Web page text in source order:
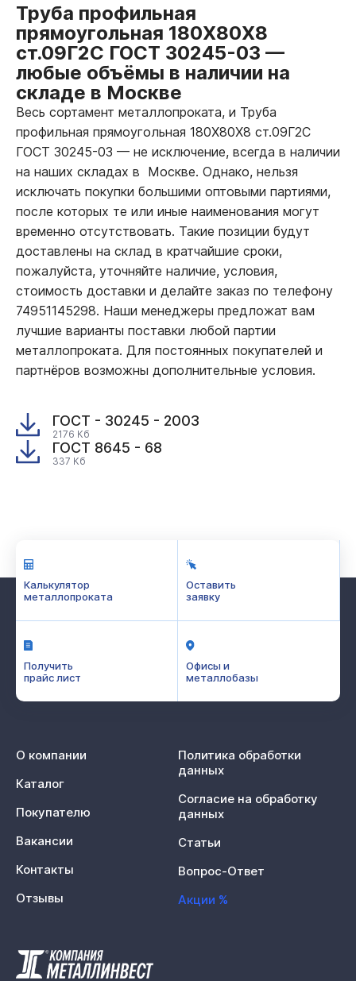
Труба профильная
прямоугольная 180Х80Х8
ст.09Г2С ГОСТ 30245-03 —
любые объёмы в наличии на
складе в Москве
Весь сортамент металлопроката, и Труба
профильная прямоугольная 180Х80Х8 ст.09Г2С
ГОСТ 30245-03 — не исключение, всегда в наличии
на наших складах в Москве. Однако, нельзя
исключать покупки большими оптовыми партиями,
после которых те или иные наименования могут
временно отсутствовать. Такие позиции будут
доставлены на склад в кратчайшие сроки,
пожалуйста, уточняйте наличие, условия,
стоимость доставки и делайте заказ по телефону
74951145298. Наши менеджеры предложат вам
лучшие варианты поставки любой партии
металлопроката. Для постоянных покупателей и
партнёров возможны дополнительные условия.
ГОСТ - 30245 - 2003
2176 Кб
ГОСТ 8645 - 68
337 Кб
Калькулятор
металлопроката
Оставить
заявку
Получить
прайс лист
Офисы и
металлобазы
О компании
Каталог
Покупателю
Вакансии
Контакты
Отзывы
Политика обработки
данных
Согласие на обработку
данных
Статьи
Вопрос-Ответ
Акции %